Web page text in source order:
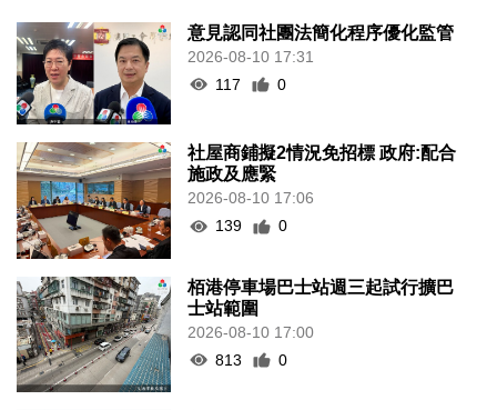
意見認同社團法簡化程序優化監管
2026-08-10 17:31
117
0
社屋商鋪擬2情況免招標 政府:配合
施政及應緊
2026-08-10 17:06
139
0
栢港停車場巴士站週三起試行擴巴
士站範圍
2026-08-10 17:00
813
0